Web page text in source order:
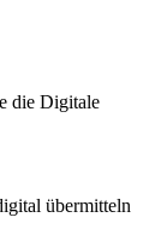
die Digitale
übermitteln